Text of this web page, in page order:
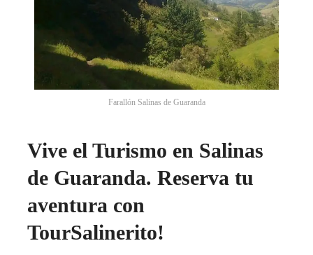
Farallón Salinas de Guaranda
Vive el Turismo en Salinas
de Guaranda. Reserva tu
aventura con
TourSalinerito!